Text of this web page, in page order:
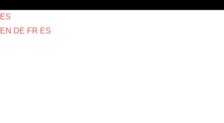
ES
EN DE FR ES